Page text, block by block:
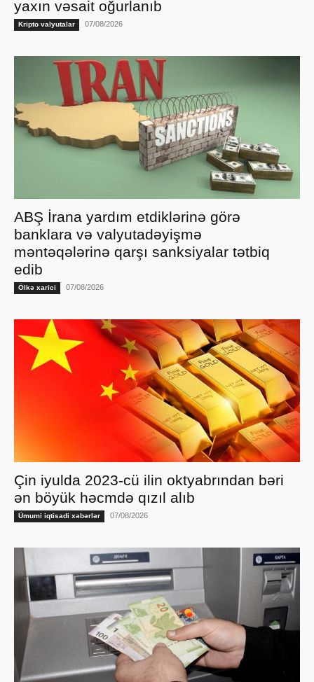
yaxın vəsait oğurlanıb
Kripto valyutalar 07/08/2026
ABŞ İrana yardım etdiklərinə görə
banklara və valyutadəyişmə
məntəqələrinə qarşı sanksiyalar tətbiq
edib
Ölkə xarici 07/08/2026
Çin iyulda 2023-cü ilin oktyabrından bəri
ən böyük həcmdə qızıl alıb
Ümumi iqtisadi xəbərlər 07/08/2026